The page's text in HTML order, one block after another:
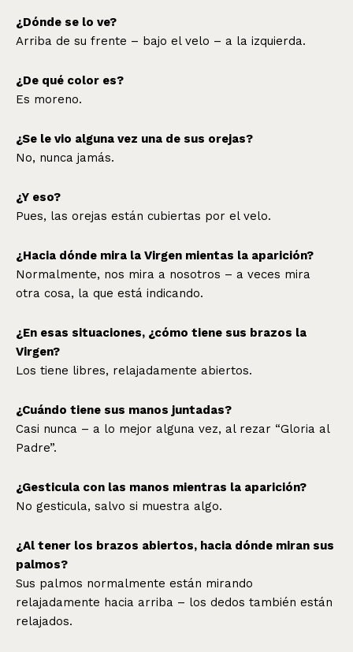
¿Dónde se lo ve?
Arriba de su frente – bajo el velo – a la izquierda.
¿De qué color es?
Es moreno.
¿Se le vio alguna vez una de sus orejas?
No, nunca jamás.
¿Y eso?
Pues, las orejas están cubiertas por el velo.
¿Hacia dónde mira la Virgen mientas la aparición?
Normalmente, nos mira a nosotros – a veces mira
otra cosa, la que está indicando.
¿En esas situaciones, ¿cómo tiene sus brazos la
Virgen?
Los tiene libres, relajadamente abiertos.
¿Cuándo tiene sus manos juntadas?
Casi nunca – a lo mejor alguna vez, al rezar “Gloria al
Padre”.
¿Gesticula con las manos mientras la aparición?
No gesticula, salvo si muestra algo.
¿Al tener los brazos abiertos, hacia dónde miran sus
palmos?
Sus palmos normalmente están mirando
relajadamente hacia arriba – los dedos también están
relajados.